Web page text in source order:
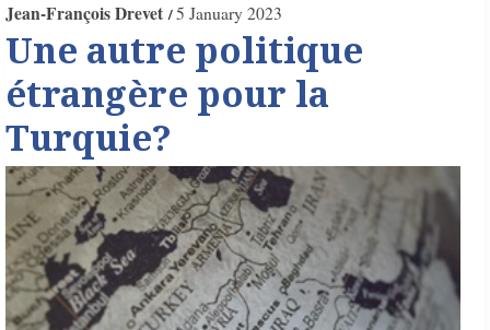
Jean-François Drevet 5 January 2023
Une autre politique
étrangère pour la
Turquie?